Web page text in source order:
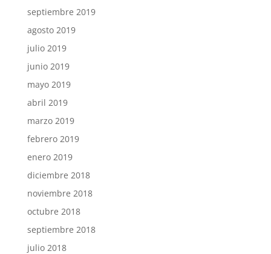
septiembre 2019
agosto 2019
julio 2019
junio 2019
mayo 2019
abril 2019
marzo 2019
febrero 2019
enero 2019
diciembre 2018
noviembre 2018
octubre 2018
septiembre 2018
julio 2018